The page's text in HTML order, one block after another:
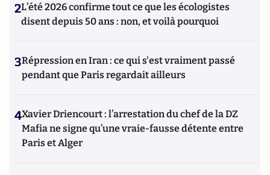
2L’été 2026 confirme tout ce que les écologistes
disent depuis 50 ans : non, et voilà pourquoi
3Répression en Iran : ce qui s'est vraiment passé
pendant que Paris regardait ailleurs
4Xavier Driencourt : l’arrestation du chef de la DZ
Mafia ne signe qu’une vraie-fausse détente entre
Paris et Alger